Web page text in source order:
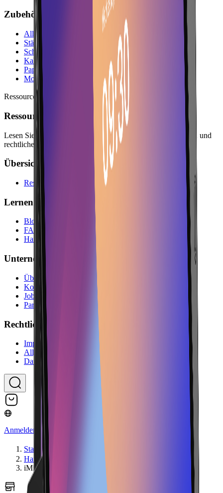
Zubehör
Alles Zubehör
Ständer & Halterungen
Schutzhüllen
Kabel & Ladegeräte
Papierrollen
Montage-Sets
Ressourcen
Ressourcen
Lesen Sie Leitfäden, Unternehmensinformationen, Antworten und
rechtliche Seiten für die Planung mit Lonio.
Übersicht
Ressourcen
Lernen
Blog
FAQs
Handbuch
Unternehmen
Über uns
Kontakt
Jobs
Partnerprogramm
Rechtliches
Impressum
Allgemeine Geschäftsbedingungen
Datenschutzerklärung
Anmelden
Startseite
Hardware
iMin Crane 1 21.5“ 4GB